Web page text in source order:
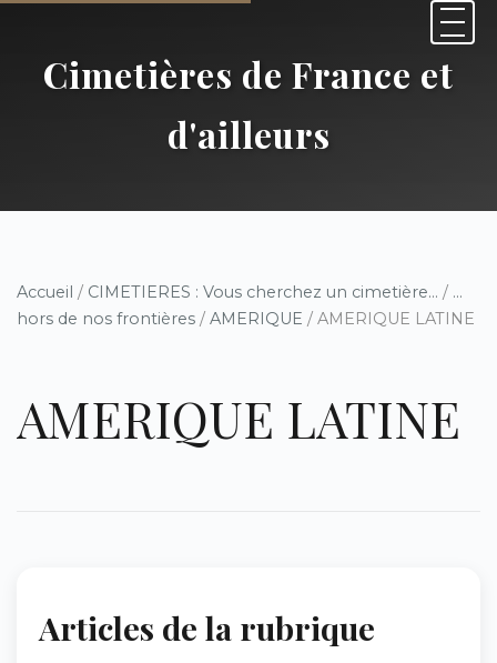
Cimetières de France et
d'ailleurs
Accueil / CIMETIERES : Vous cherchez un cimetière... / ...
hors de nos frontières / AMERIQUE / AMERIQUE LATINE
AMERIQUE LATINE
Articles de la rubrique